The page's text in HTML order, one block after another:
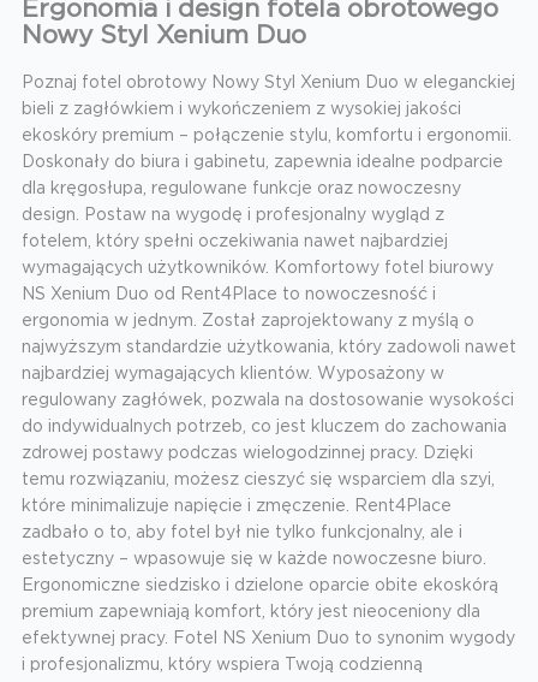
Ergonomia i design fotela obrotowego
Nowy Styl Xenium Duo
Poznaj fotel obrotowy Nowy Styl Xenium Duo w eleganckiej
bieli z zagłówkiem i wykończeniem z wysokiej jakości
ekoskóry premium – połączenie stylu, komfortu i ergonomii.
Doskonały do biura i gabinetu, zapewnia idealne podparcie
dla kręgosłupa, regulowane funkcje oraz nowoczesny
design. Postaw na wygodę i profesjonalny wygląd z
fotelem, który spełni oczekiwania nawet najbardziej
wymagających użytkowników. Komfortowy fotel biurowy
NS Xenium Duo od Rent4Place to nowoczesność i
ergonomia w jednym. Został zaprojektowany z myślą o
najwyższym standardzie użytkowania, który zadowoli nawet
najbardziej wymagających klientów. Wyposażony w
regulowany zagłówek, pozwala na dostosowanie wysokości
do indywidualnych potrzeb, co jest kluczem do zachowania
zdrowej postawy podczas wielogodzinnej pracy. Dzięki
temu rozwiązaniu, możesz cieszyć się wsparciem dla szyi,
które minimalizuje napięcie i zmęczenie. Rent4Place
zadbało o to, aby fotel był nie tylko funkcjonalny, ale i
estetyczny – wpasowuje się w każde nowoczesne biuro.
Ergonomiczne siedzisko i dzielone oparcie obite ekoskórą
premium zapewniają komfort, który jest nieoceniony dla
efektywnej pracy. Fotel NS Xenium Duo to synonim wygody
i profesjonalizmu, który wspiera Twoją codzienną